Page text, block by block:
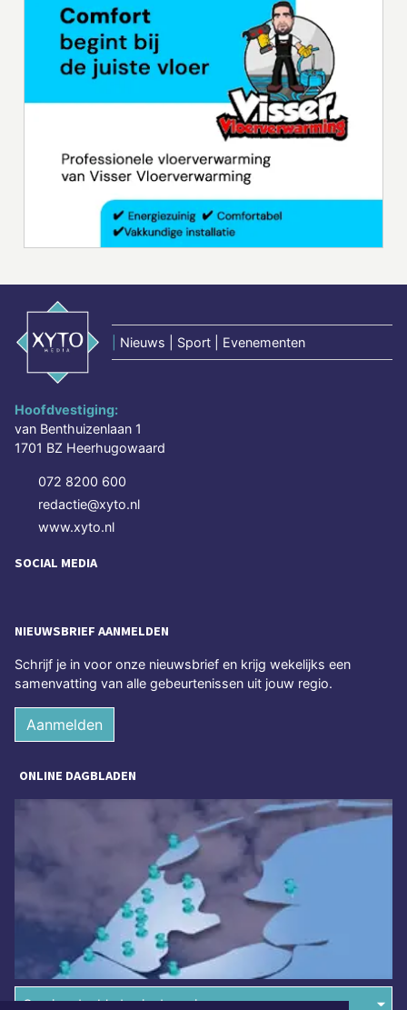
Nieuws | Sport | Evenementen
Hoofdvestiging:
van Benthuizenlaan 1
1701 BZ Heerhugowaard
072 8200 600
redactie@xyto.nl
www.xyto.nl
SOCIAL MEDIA
NIEUWSBRIEF AANMELDEN
Schrijf je in voor onze nieuwsbrief en krijg wekelijks een
samenvatting van alle gebeurtenissen uit jouw regio.
Aanmelden
ONLINE DAGBLADEN
Overige dagbladen in de regio